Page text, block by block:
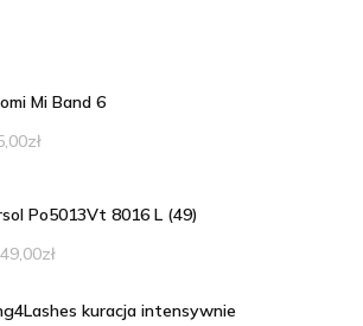
Mi Band 6
zł
Po5013Vt 8016 L (49)
zł
kuracja intensywnie